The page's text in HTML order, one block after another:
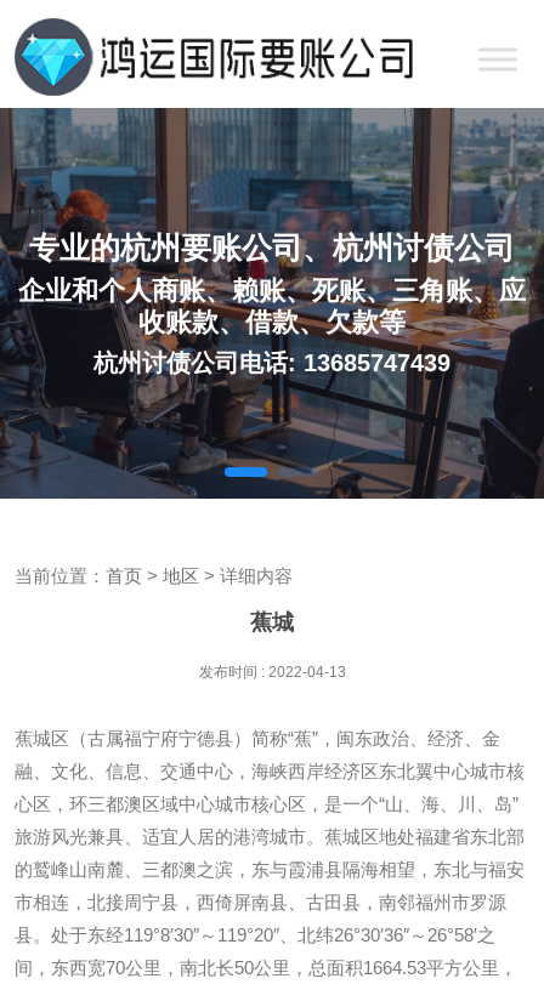
专业的杭州要账公司、杭州讨债公司
企业和个人商账、赖账、死账、三角账、应
收账款、借款、欠款等
杭州讨债公司电话: 13685747439
当前位置： 首页 > 地区 > 详细内容
蕉城
发布时间 : 2022-04-13
蕉城区（古属福宁府宁德县）简称“蕉”，闽东政治、经济、金
融、文化、信息、交通中心，海峡西岸经济区东北翼中心城市核
心区，环三都澳区域中心城市核心区，是一个“山、海、川、岛”
旅游风光兼具、适宜人居的港湾城市。蕉城区地处福建省东北部
的鹫峰山南麓、三都澳之滨，东与霞浦县隔海相望，东北与福安
市相连，北接周宁县，西倚屏南县、古田县，南邻福州市罗源
县。处于东经119°8′30″～119°20″、北纬26°30′36″～26°58′之
间，东西宽70公里，南北长50公里，总面积1664.53平方公里，